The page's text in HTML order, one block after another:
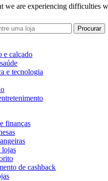
we are experiencing difficulties
Procurar
e calçado
e tecnologia
finanças
lojas
de cashback